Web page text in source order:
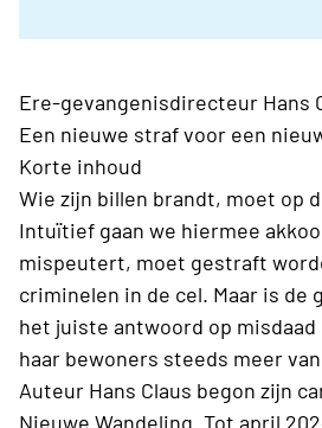
Ere-gevangenisdirecteur Hans
Een nieuwe straf voor een
Korte inhoud
Wie zijn billen brandt, moet op
Intuïtief gaan we hiermee
mispeutert, moet gestraft
criminelen in de cel. Maar is de
het juiste antwoord op
haar bewoners steeds meer
Auteur Hans Claus begon zijn
Nieuwe Wandeling. Tot april